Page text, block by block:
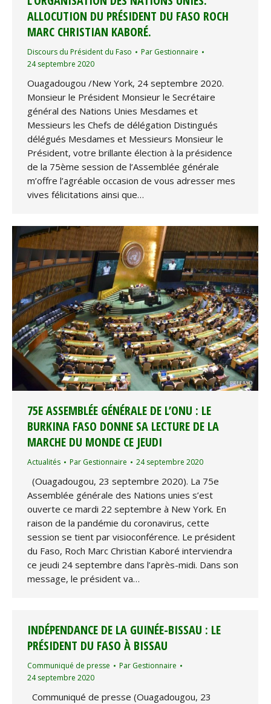
ALLOCUTION DU PRÉSIDENT DU FASO ROCH
MARC CHRISTIAN KABORÉ.
Discours du Président du Faso Par Gestionnaire
24 septembre 2020
Ouagadougou /New York, 24 septembre 2020.
Monsieur le Président Monsieur le Secrétaire
général des Nations Unies Mesdames et
Messieurs les Chefs de délégation Distingués
délégués Mesdames et Messieurs Monsieur le
Président, votre brillante élection à la présidence
de la 75ème session de l’Assemblée générale
m’offre l’agréable occasion de vous adresser mes
vives félicitations ainsi que…
75E ASSEMBLÉE GÉNÉRALE DE L’ONU : LE
BURKINA FASO DONNE SA LECTURE DE LA
MARCHE DU MONDE CE JEUDI
Actualités Par Gestionnaire 24 septembre 2020
(Ouagadougou, 23 septembre 2020). La 75e
Assemblée générale des Nations unies s’est
ouverte ce mardi 22 septembre à New York. En
raison de la pandémie du coronavirus, cette
session se tient par visioconférence. Le président
du Faso, Roch Marc Christian Kaboré interviendra
ce jeudi 24 septembre dans l’après-midi. Dans son
message, le président va…
INDÉPENDANCE DE LA GUINÉE-BISSAU : LE
PRÉSIDENT DU FASO À BISSAU
Communiqué de presse Par Gestionnaire
24 septembre 2020
Communiqué de presse (Ouagadougou, 23